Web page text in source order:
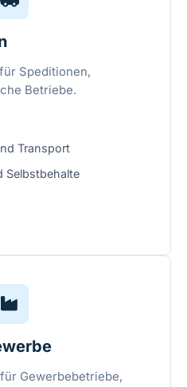
Speditionen,
Betriebe.
Transport
Selbstbehalte
Gewerbebetriebe,